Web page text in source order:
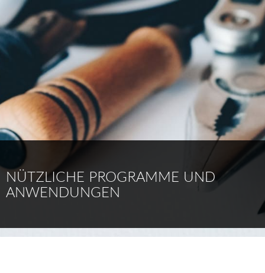
NÜTZLICHE PROGRAMME UND
ANWENDUNGEN